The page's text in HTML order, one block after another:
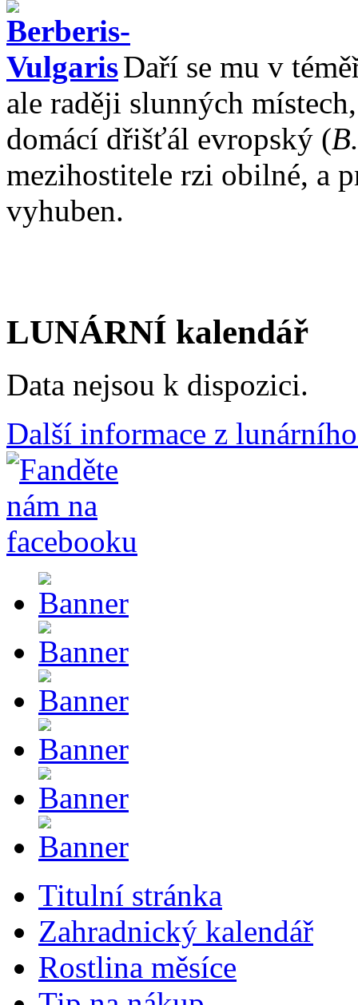
Daří se mu v
ale raději slunných
domácí dřišťál evropský (
mezihostitele rzi obilné, a
vyhuben.
LUNÁRNÍ kalendář
Data nejsou k dispozici.
Další informace z
Titulní stránka
Zahradnický kalendář
Rostlina měsíce